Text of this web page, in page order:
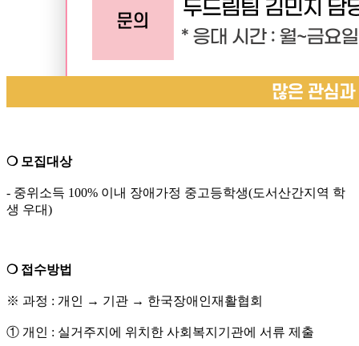
❍ 모집대상
- 중위소득 100% 이내 장애가정 중고등학생(도서산간지역 학
생 우대)
❍ 접수방법
※ 과정 : 개인 → 기관 → 한국장애인재활협회
① 개인 : 실거주지에 위치한 사회복지기관에 서류 제출